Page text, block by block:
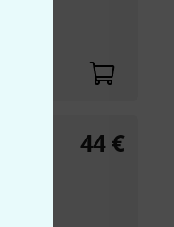
44 €